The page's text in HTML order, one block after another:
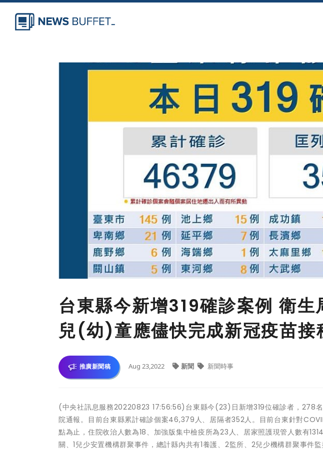
台東縣今新增319確診案例 衛生
兒(幼)童應儘快完成新冠疫苗接
推廣新聞稿 Aug 23,2022 新聞 新聞時事
(中央社訊息服務20220823 17:56:56)台東縣今(23)日新增319位確診者，278
院通報。目前台東縣累計確診個案46,379人、居隔者352人。目前台東針對
點為止，住院收治人數為18、加強版集中檢疫所為23人、居家照護現管人數有
關、1兒少安置機構群聚事件，總計縣內共有1養護、2監所、2兒少機構群聚事件